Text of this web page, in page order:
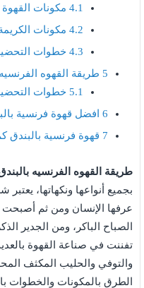
4.1 مكونات القهوة
4.2 مكونات
4.3 خطوات
5 طريقة القهوه
5.1 خطوات
6 افضل قهوة فرنسية
7 قهوة فرنسية بالبندق
طريقة القهوه الفرنسيه
بجميع أنواعها ونكهاتها،
عرفها الإنسان ومن ثم أصبحت
الصباح الباكر، ومن الجدير
تفننت في صناعة القهوة
والتوفي والحليب المكثف
الطرق بالمكونات والخطوات